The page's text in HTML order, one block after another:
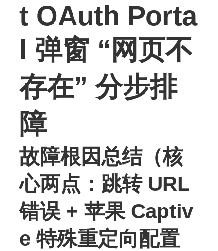
t OAuth Porta
l 弹窗 “网页不
存在” 分步排
障
故障根因总结（核
心两点：跳转 URL
错误 + 苹果 Captiv
e 特殊重定向配置